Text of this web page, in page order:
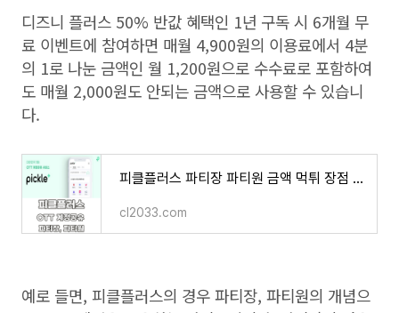
디즈니 플러스 50% 반값 혜택인 1년 구독 시 6개월 무
료 이벤트에 참여하면 매월 4,900원의 이용료에서 4분
의 1로 나눈 금액인 월 1,200원으로 수수료로 포함하여
도 매월 2,000원도 안되는 금액으로 사용할 수 있습니
다.
피클플러스 파티장 파티원 금액 먹튀 장점 단점 OTT 계정 공유 서비스 2분 만에 알아보기
cl2033.com
예로 들면, 피클플러스의 경우 파티장, 파티원의 개념으